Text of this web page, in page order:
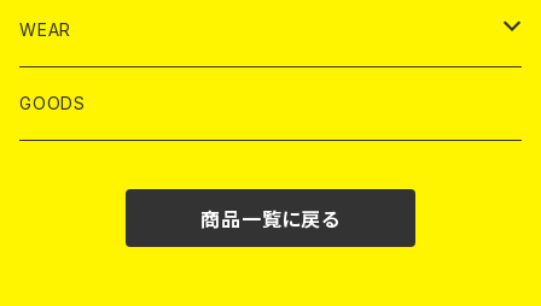
WEAR
T-SHIRTS
L/S T-SHIRTS
GOODS
商品一覧に戻る